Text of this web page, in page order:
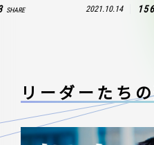
SHARE 2021.10.14 156
リーダーたちの